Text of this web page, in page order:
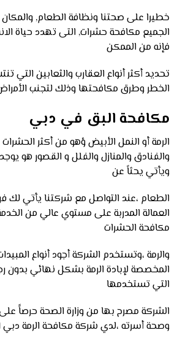
خطيرا على صحتنا ونظافة الطعام,
الجميع مكافحة حشرات, التى تهدد حياة
فإنه من الممكن
تحديد أكثر أنواع العقارب والثعابين التي
الخطر وطرق مكافحتها وذلك لتجنب
مكافحة البق في دبي
الرمة أو النمل الأبيض ؤهو من أكثر
والفنادق والمنازل والفلل و القصور هو
ويأتي يحثاً عن
الطعام ،عند التواصل مع شركتنا يأتي
العمالة المدربة على مستوي عالي من
مكافحة الحشرات
والرمة ،وتستخدم الشركة أجود أنواع
المخصصة لإبادة الرمة بشكل نهائي بدون
التي تستخدمها
الشركة مصرح بها من وزارة الصحة حرصاًَ على
وصحة أسرته ،لدي شركة مكافحة الرمة دبي